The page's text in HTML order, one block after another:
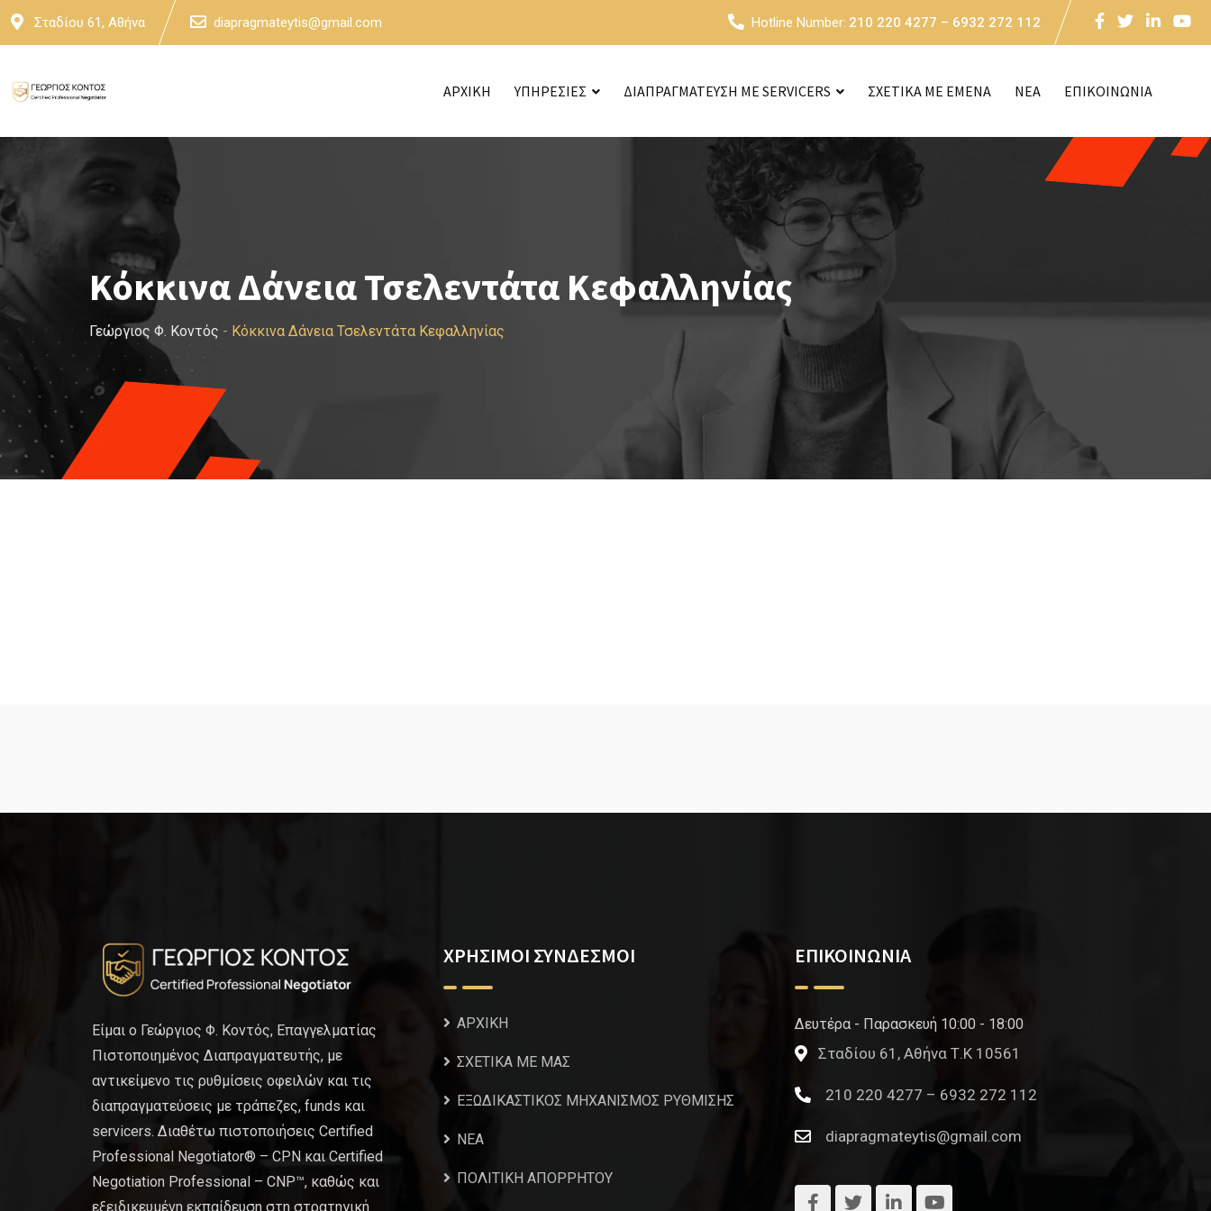
Skip
Σταδίου 61, Αθήνα diapragmateytis@gmail.com Hotline Number: 210 220 4277 – 6932 272 112
ΑΡΧΙΚΗ ΥΠΗΡΕΣΙΕΣ ΔΙΑΠΡΑΓΜΑΤΕΥΣΗ ΜΕ SERVICERS ΣΧΕΤΙΚΑ ΜΕ ΕΜΕΝΑ NEA ΕΠΙΚΟΙΝΩΝΙΑ
Κόκκινα Δάνεια Τσελεντάτα Κεφαλληνίας
Γεώργιος Φ. Κοντός - Κόκκινα Δάνεια Τσελεντάτα Κεφαλληνίας
Είμαι ο Γεώργιος Φ. Κοντός, Επαγγελματίας
Πιστοποιημένος Διαπραγματευτής, με
αντικείμενο τις ρυθμίσεις οφειλών και τις
διαπραγματεύσεις με τράπεζες, funds και
servicers. Διαθέτω πιστοποιήσεις Certified
Professional Negotiator® – CPN και Certified
Negotiation Professional – CNP™, καθώς και
εξειδικευμένη εκπαίδευση στη στρατηγική
ΧΡΗΣΙΜΟΙ ΣΥΝΔΕΣΜΟΙ
ΑΡΧΙΚΗ
ΣΧΕΤΙΚΑ ΜΕ ΜΑΣ
ΕΞΩΔΙΚΑΣΤΙΚΟΣ ΜΗΧΑΝΙΣΜΟΣ ΡΥΘΜΙΣΗΣ
NEA
ΠΟΛΙΤΙΚΗ ΑΠΟΡΡΗΤΟΥ
ΕΠΙΚΟΙΝΩΝΙΑ
Δευτέρα - Παρασκευή 10:00 - 18:00
Σταδίου 61, Αθήνα Τ.Κ 10561
210 220 4277 – 6932 272 112
diapragmateytis@gmail.com